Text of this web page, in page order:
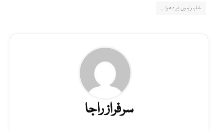
شاہراہوں پر دھرنے
سرفراز راجا